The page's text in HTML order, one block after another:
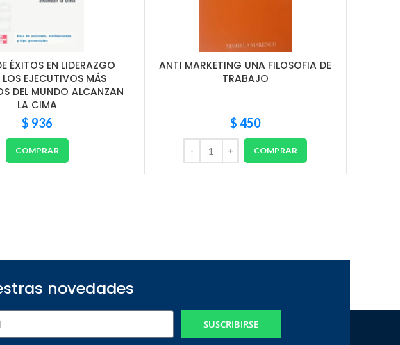
ÉXITOS EN LIDERAZGO
EJECUTIVOS MÁS
DEL MUNDO ALCANZAN
LA CIMA
$ 936
COMPRAR
ANTI MARKETING UNA FILOSOFIA DE
TRABAJO
$450
COMPRAR
novedades
SUSCRIBIRSE